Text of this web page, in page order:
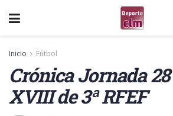
Inicio Fútbol
Crónica Jornada
XVIII de 3ª RFEF